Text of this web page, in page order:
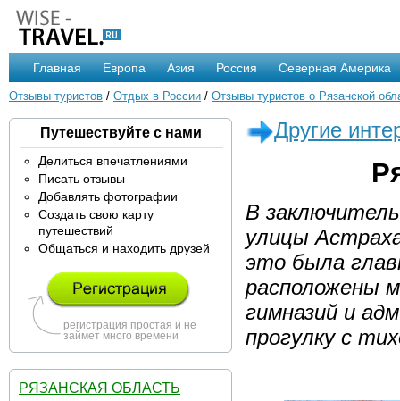
Главная Европа Азия Россия Северная Америка
Отзывы туристов / Отдых в России / Отзывы туристов о Рязанской
Путешествуйте с нами
Делиться впечатлениями
Писать отзывы
Добавлять фотографии
Создать свою карту
путешествий
Общаться и находить друзей
регистрация простая и не
займет много времени
РЯЗАНСКАЯ ОБЛАСТЬ
Другие
В
улицы
это была
расположены
гимназий и
прогулку с